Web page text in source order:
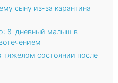
сыну из-за карантина
8-дневный малыш в
состоянии после